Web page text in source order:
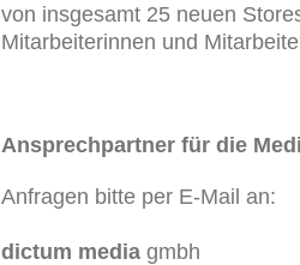
von insgesamt 25 neuen
Mitarbeiterinnen und
Ansprechpartner für die
Anfragen bitte per E-Mail an:
dictum mediagmbh